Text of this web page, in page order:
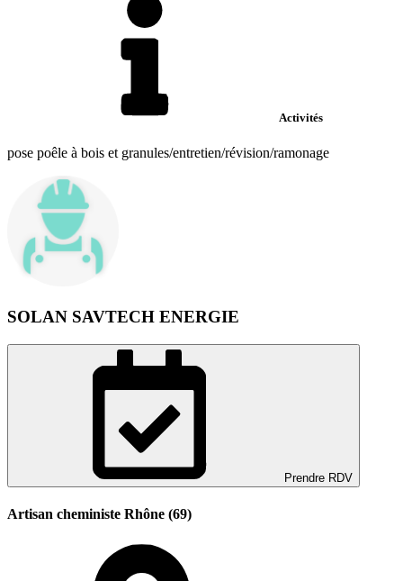
Activités
pose poêle à bois et granules/entretien/révision/ramonage
SOLAN SAVTECH ENERGIE
Prendre RDV
Artisan cheministe Rhône (69)